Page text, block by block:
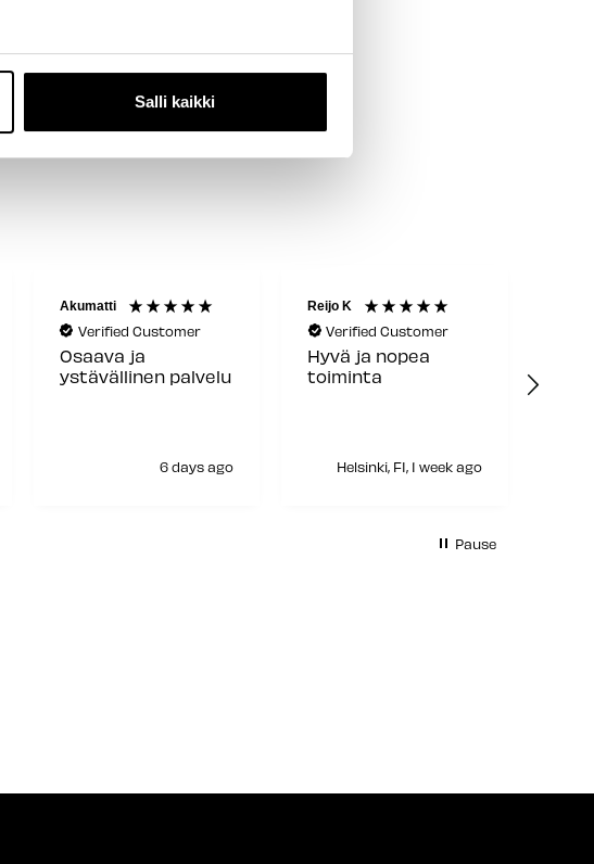
Salli kaikki
Akumatti
Verified Customer
Osaava ja
ystävällinen palvelu
6 days ago
Reijo K
Verified Customer
Hyvä ja nopea
toiminta
Helsinki, FI, 1 week ago
Pause